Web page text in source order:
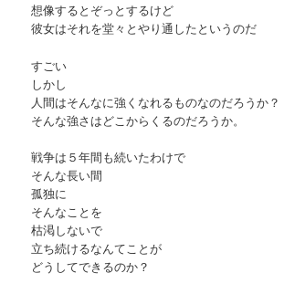
想像するとぞっとするけど
彼女はそれを堂々とやり通したというのだ
すごい
しかし
人間はそんなに強くなれるものなのだろうか？
そんな強さはどこからくるのだろうか。
戦争は５年間も続いたわけで
そんな長い間
孤独に
そんなことを
枯渇しないで
立ち続けるなんてことが
どうしてできるのか？